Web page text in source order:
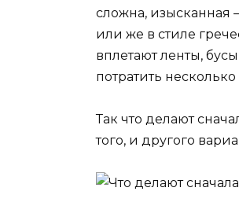
сложна, изысканная
или же в стиле
вплетают ленты,
потратить несколько
Так что делают
того, и другого